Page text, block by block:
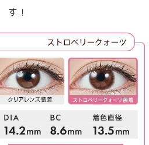
す！